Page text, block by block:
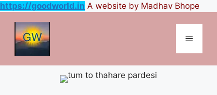
https://goodworld.in A website by Madhav Bhope